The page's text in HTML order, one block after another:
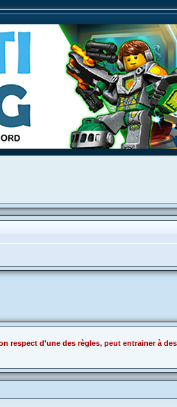
respect d'une des règles, peut entrainer à